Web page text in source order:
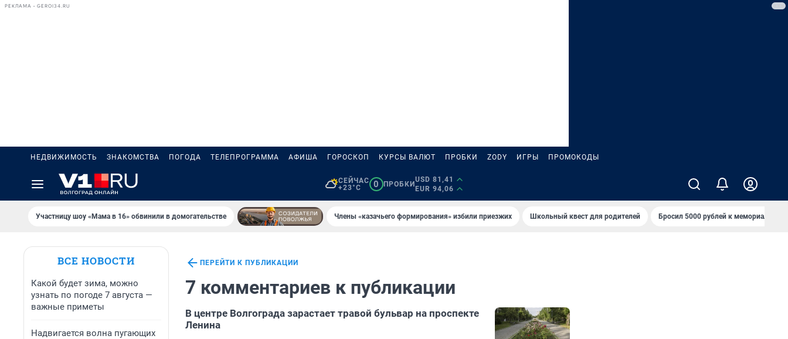
РЕКЛАМА • GEROI34.RU
НЕДВИЖИМОСТЬ ЗНАКОМСТВА ПОГОДА ТЕЛЕПРОГРАММА АФИША ГОРОСКОП КУРСЫ ВАЛЮТ ПРОБКИ ZODY ИГРЫ ПРОМОКОДЫ
СЕЙЧАС
+23°C
0 ПРОБКИ
USD 81,41
EUR 94,06
Участницу шоу «Мама в 16» обвинили в домогательстве Члены «казачьего формирования» избили приезжих Школьный квест для родителей Бросил 5000 рублей к мемориалу
ВСЕ НОВОСТИ
Какой будет зима, можно
узнать по погоде 7 августа —
важные приметы
Надвигается волна пугающих
ПЕРЕЙТИ К ПУБЛИКАЦИИ
7 комментариев к публикации
В центре Волгограда зарастает травой бульвар на проспекте
Ленина